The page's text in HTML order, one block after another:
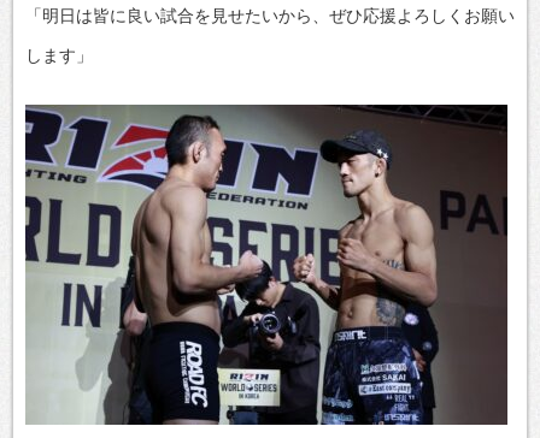
「明日は皆に良い試合を見せたいから、ぜひ応援よろしくお願い
します」